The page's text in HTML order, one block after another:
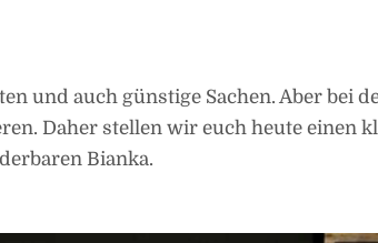
und auch günstige Sachen. Aber bei
Daher stellen wir euch heute einen
Bianka.